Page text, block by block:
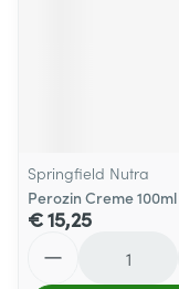
Springfield Nutra
Perozin Creme 100ml
€ 15,25